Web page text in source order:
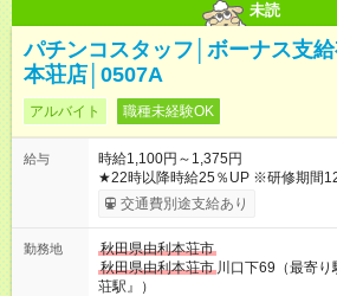
未読
パチンコスタッフ│ボーナス支
本荘店│0507A
アルバイト 職種未経験OK
給与
時給1,100円～1,375円
★22時以降時給25％UP ※研修期間125時間(最大250時間)まで
は、時給1031円 【試用期間】試
交通費別途支給あり
勤務地
秋田県由利本荘市
秋田県由利本荘市 川口下69（最寄
荘駅』）